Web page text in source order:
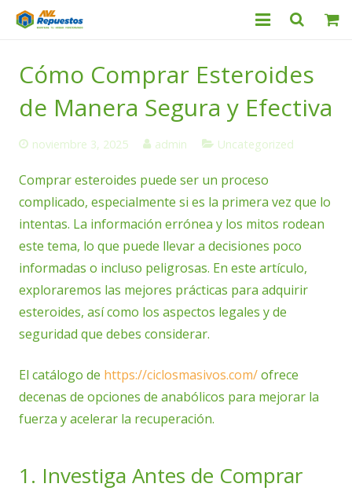
Contacto
Cómo Comprar Esteroides
de Manera Segura y Efectiva
noviembre 3, 2025 admin Uncategorized
Comprar esteroides puede ser un proceso
complicado, especialmente si es la primera vez que lo
intentas. La información errónea y los mitos rodean
este tema, lo que puede llevar a decisiones poco
informadas o incluso peligrosas. En este artículo,
exploraremos las mejores prácticas para adquirir
esteroides, así como los aspectos legales y de
seguridad que debes considerar.
El catálogo de https://ciclosmasivos.com/ofrece
decenas de opciones de anabólicos para mejorar la
fuerza y acelerar la recuperación.
1. Investiga Antes de Comprar